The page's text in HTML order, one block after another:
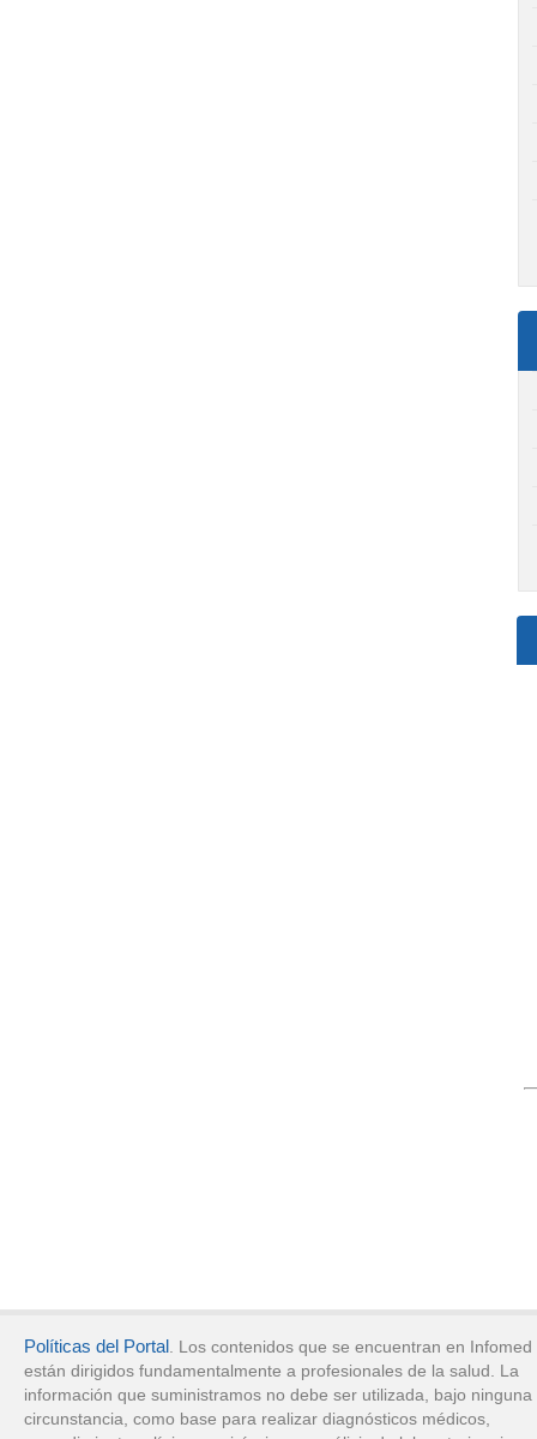
Políticas del Portal. Los contenidos que se encuentran en Infomed
están dirigidos fundamentalmente a profesionales de la salud. La
información que suministramos no debe ser utilizada, bajo ninguna
circunstancia, como base para realizar diagnósticos médicos,